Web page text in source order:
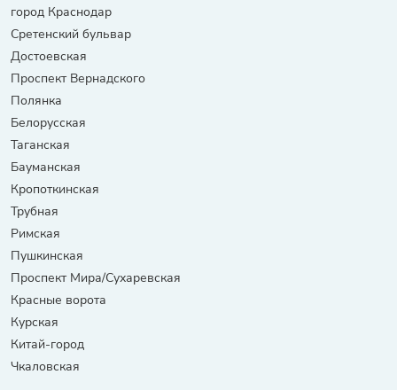
город Краснодар
Сретенский бульвар
Достоевская
Проспект Вернадского
Полянка
Белорусская
Таганская
Бауманская
Кропоткинская
Трубная
Римская
Пушкинская
Проспект Мира/Сухаревская
Красные ворота
Курская
Китай-город
Чкаловская